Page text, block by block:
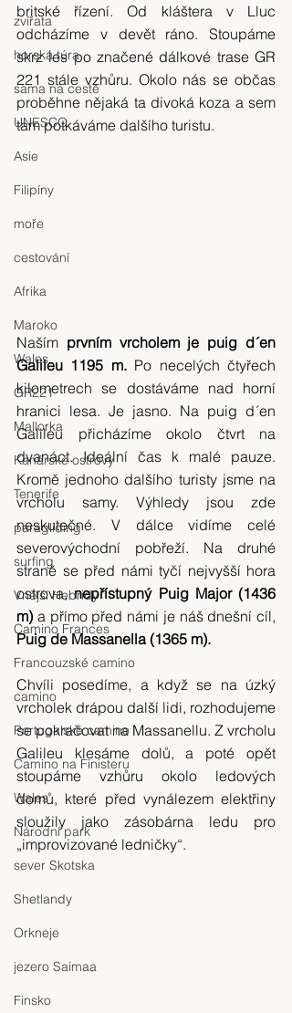
zvířata
horská túra
sama na cestě
UNESCO
Asie
Filipíny
moře
cestování
Afrika
Maroko
Wales
GR221
Mallorka
Kanárské ostrovy
Tenerife
paragliding
surfing
Vnější Hebridy
Camino Frances
Francouzské camino
camino
Portugalské camino
Camino na Finisteru
Wales
Národní park
sever Skotska
Shetlandy
Orkneje
jezero Saimaa
Finsko
britské řízení. Od kláštera v Lluc
odcházíme v devět ráno. Stoupáme
skrz les po značené dálkové trase GR
221 stále vzhůru. Okolo nás se občas
proběhne nějaká ta divoká koza a sem
tam potkáváme dalšího turistu.
Naším prvním vrcholem je puig d´en
Galileu 1195 m. Po necelých čtyřech
kilometrech se dostáváme nad horní
hranici lesa. Je jasno. Na puig d´en
Galileu přicházíme okolo čtvrt na
dvanáct. Ideální čas k malé pauze.
Kromě jednoho dalšího turisty jsme na
vrcholu samy. Výhledy jsou zde
neskutečné. V dálce vidíme celé
severovýchodní pobřeží. Na druhé
straně se před námi tyčí nejvyšší hora
ostrova, nepřístupný Puig Major (1436
m) a přímo před námi je náš dnešní cíl,
Puig de Massanella (1365 m).
Chvíli posedíme, a když se na úzký
vrcholek drápou další lidi, rozhodujeme
se pokračovat na Massanellu. Z vrcholu
Galileu klesáme dolů, a poté opět
stoupáme vzhůru okolo ledových
domů, které před vynálezem elektřiny
sloužily jako zásobárna ledu pro
„improvizované ledničky“.